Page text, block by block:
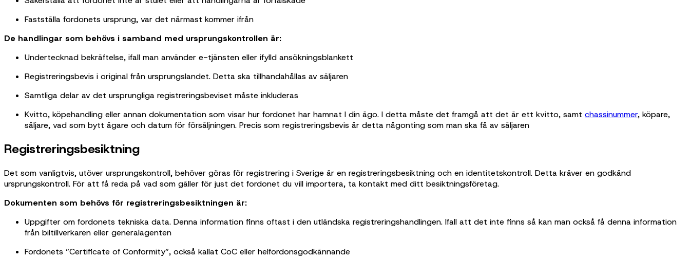
Fastställa fordonets ursprung, var det närmast kommer ifrån
De handlingar som behövs i samband med ursprungskontrollen är:
Undertecknad bekräftelse, ifall man använder e-tjänsten eller ifylld ansökningsblankett
Registreringsbevis i original från ursprungslandet. Detta ska tillhandahållas av säljaren
Samtliga delar av det ursprungliga registreringsbeviset måste inkluderas
Kvitto, köpehandling eller annan dokumentation som visar hur fordonet har hamnat I din ägo. I detta måste det framgå att det är ett kvitto, samt chassinummer, köpare,
säljare, vad som bytt ägare och datum för försäljningen. Precis som registreringsbevis är detta någonting som man ska få av säljaren
Registreringsbesiktning
Det som vanligtvis, utöver ursprungskontroll, behöver göras för registrering i Sverige är en registreringsbesiktning och en identitetskontroll. Detta kräver en godkänd
ursprungskontroll. För att få reda på vad som gäller för just det fordonet du vill importera, ta kontakt med ditt besiktningsföretag.
Dokumenten som behövs för registreringsbesiktningen är:
Uppgifter om fordonets tekniska data. Denna information finns oftast i den utländska registreringshandlingen. Ifall att det inte finns så kan man också få denna information
från biltillverkaren eller generalagenten
Fordonets ”Certificate of Conformity”, också kallat CoC eller helfordonsgodkännande